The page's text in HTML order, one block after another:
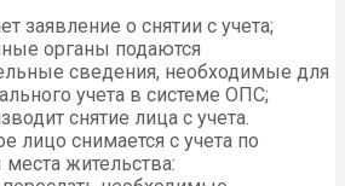
заявление о снятии с учета;
органы подаются
сведения, необходимые для
учета в системе ОПС;
снятие лица с учета.
лицо снимается с учета по
жительства: